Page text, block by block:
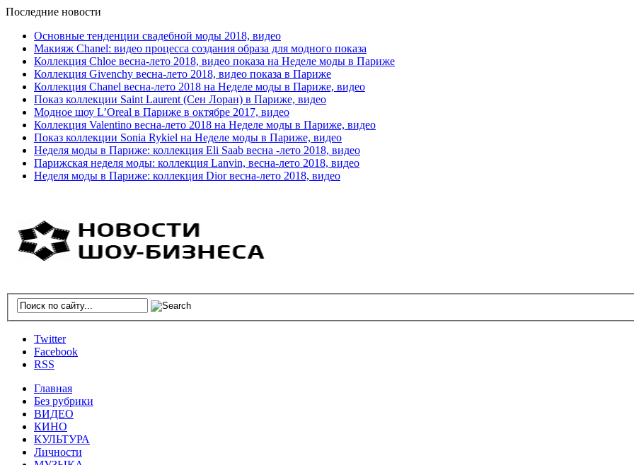
Последние новости
Основные тенденции свадебной моды 2018, видео
Макияж Chanel: видео процесса создания образа для модного показа
Коллекция Chloe весна-лето 2018, видео показа на Неделе моды в Париже
Коллекция Givenchy весна-лето 2018, видео показа в Париже
Коллекция Chanel весна-лето 2018 на Неделе моды в Париже, видео
Показ коллекции Saint Laurent (Сен Лоран) в Париже, видео
Модное шоу L’Oreal в Париже в октябре 2017, видео
Коллекция Valentino весна-лето 2018 на Неделе моды в Париже, видео
Показ коллекции Sonia Rykiel на Неделе моды в Париже, видео
Неделя моды в Париже: коллекция Eli Saab весна -лето 2018, видео
Парижская неделя моды: коллекция Lanvin, весна-лето 2018, видео
Неделя моды в Париже: коллекция Dior весна-лето 2018, видео
Twitter
Facebook
RSS
Главная
Без рубрики
ВИДЕО
КИНО
КУЛЬТУРА
Личности